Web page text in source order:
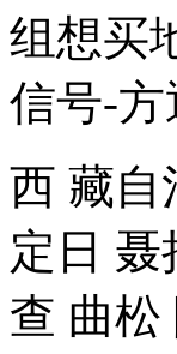
组想买
信号-
西 藏自
定日
查 曲松